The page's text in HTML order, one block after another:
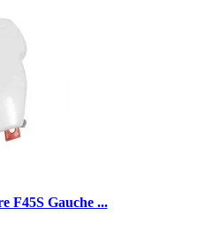
F45S Gauche ...